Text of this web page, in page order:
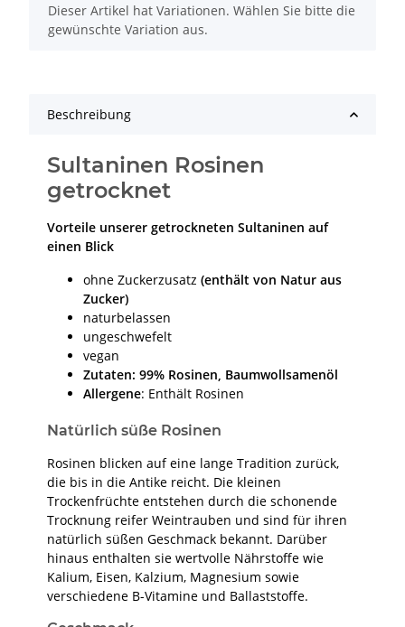
x
Dieser Artikel hat Variationen. Wählen Sie bitte die
gewünschte Variation aus.
Beschreibung
Sultaninen Rosinen
getrocknet
Vorteile unserer getrockneten Sultaninen auf
einen Blick
ohne Zuckerzusatz (enthält von Natur aus
Zucker)
naturbelassen
ungeschwefelt
vegan
Zutaten: 99% Rosinen, Baumwollsamenöl
Allergene: Enthält Rosinen
Natürlich süße Rosinen
Rosinen blicken auf eine lange Tradition zurück,
die bis in die Antike reicht. Die kleinen
Trockenfrüchte entstehen durch die schonende
Trocknung reifer Weintrauben und sind für ihren
natürlich süßen Geschmack bekannt. Darüber
hinaus enthalten sie wertvolle Nährstoffe wie
Kalium, Eisen, Kalzium, Magnesium sowie
verschiedene B-Vitamine und Ballaststoffe.